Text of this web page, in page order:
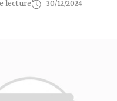
lecture 30/12/2024